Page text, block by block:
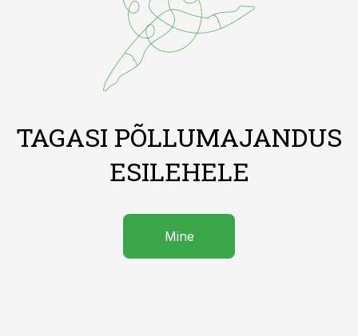
TAGASI PÕLLUMAJANDUS
ESILEHELE
Mine